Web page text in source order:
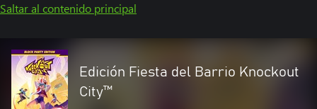
Saltar al contenido principal
Edición Fiesta del Barrio Knockout
City™